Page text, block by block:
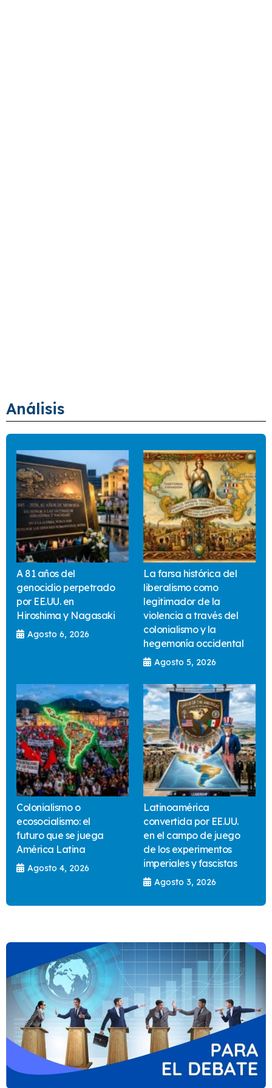
Análisis
A 81 años del
genocidio perpetrado
por EE.UU. en
Hiroshima y Nagasaki
Agosto 6, 2026
La farsa histórica del
liberalismo como
legitimador de la
violencia a través del
colonialismo y la
hegemonía occidental
Agosto 5, 2026
Colonialismo o
ecosocialismo: el
futuro que se juega
América Latina
Agosto 4, 2026
Latinoamérica
convertida por EE.UU.
en el campo de juego
de los experimentos
imperiales y fascistas
Agosto 3, 2026